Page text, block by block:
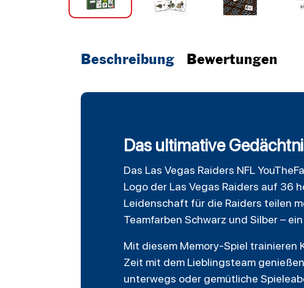
Beschreibung Bewertungen
Das ultimative
Das Las Vegas Raiders NFL
Logo der Las Vegas Raiders auf 36
Leidenschaft für die Raiders teilen
Teamfarben Schwarz und Silber –
Mit diesem Memory-Spiel trainieren
Zeit mit dem Lieblingsteam
unterwegs oder gemütliche